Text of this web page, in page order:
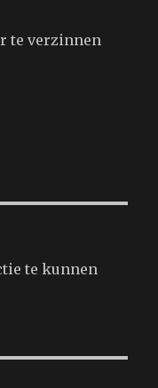
te verzinnen
te kunnen